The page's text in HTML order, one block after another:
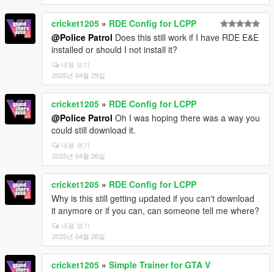
cricket1205 » RDE Config for LCPP
@Police Patrol Does this still work if I have RDE E&E
installed or should I not install it?
내용 보기
2025년 04월 29일
cricket1205 » RDE Config for LCPP
@Police Patrol Oh I was hoping there was a way you
could still download it.
내용 보기
2025년 04월 26일
cricket1205 » RDE Config for LCPP
Why is this still getting updated if you can't download
it anymore or if you can, can someone tell me where?
내용 보기
2025년 04월 26일
cricket1205 » Simple Trainer for GTA V